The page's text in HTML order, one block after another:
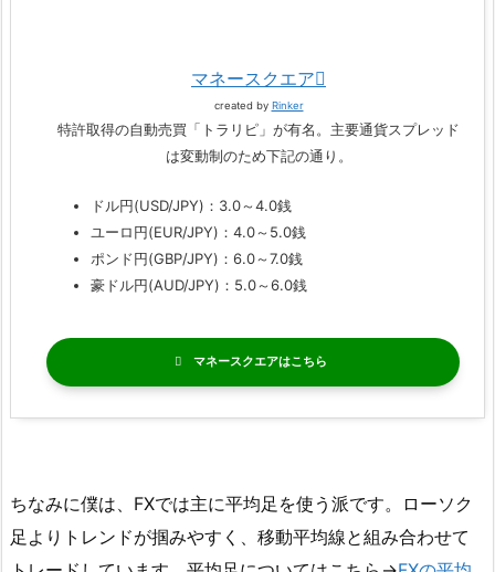
マネースクエア
created by Rinker
特許取得の自動売買「トラリピ」が有名。主要通貨スプレッド
は変動制のため下記の通り。
ドル円(USD/JPY)：3.0～4.0銭
ユーロ円(EUR/JPY)：4.0～5.0銭
ポンド円(GBP/JPY)：6.0～7.0銭
豪ドル円(AUD/JPY)：5.0～6.0銭
マネースクエア
ちなみに僕は、FXでは主に平均足を使う派です。ローソク
足よりトレンドが掴みやすく、移動平均線と組み合わせて